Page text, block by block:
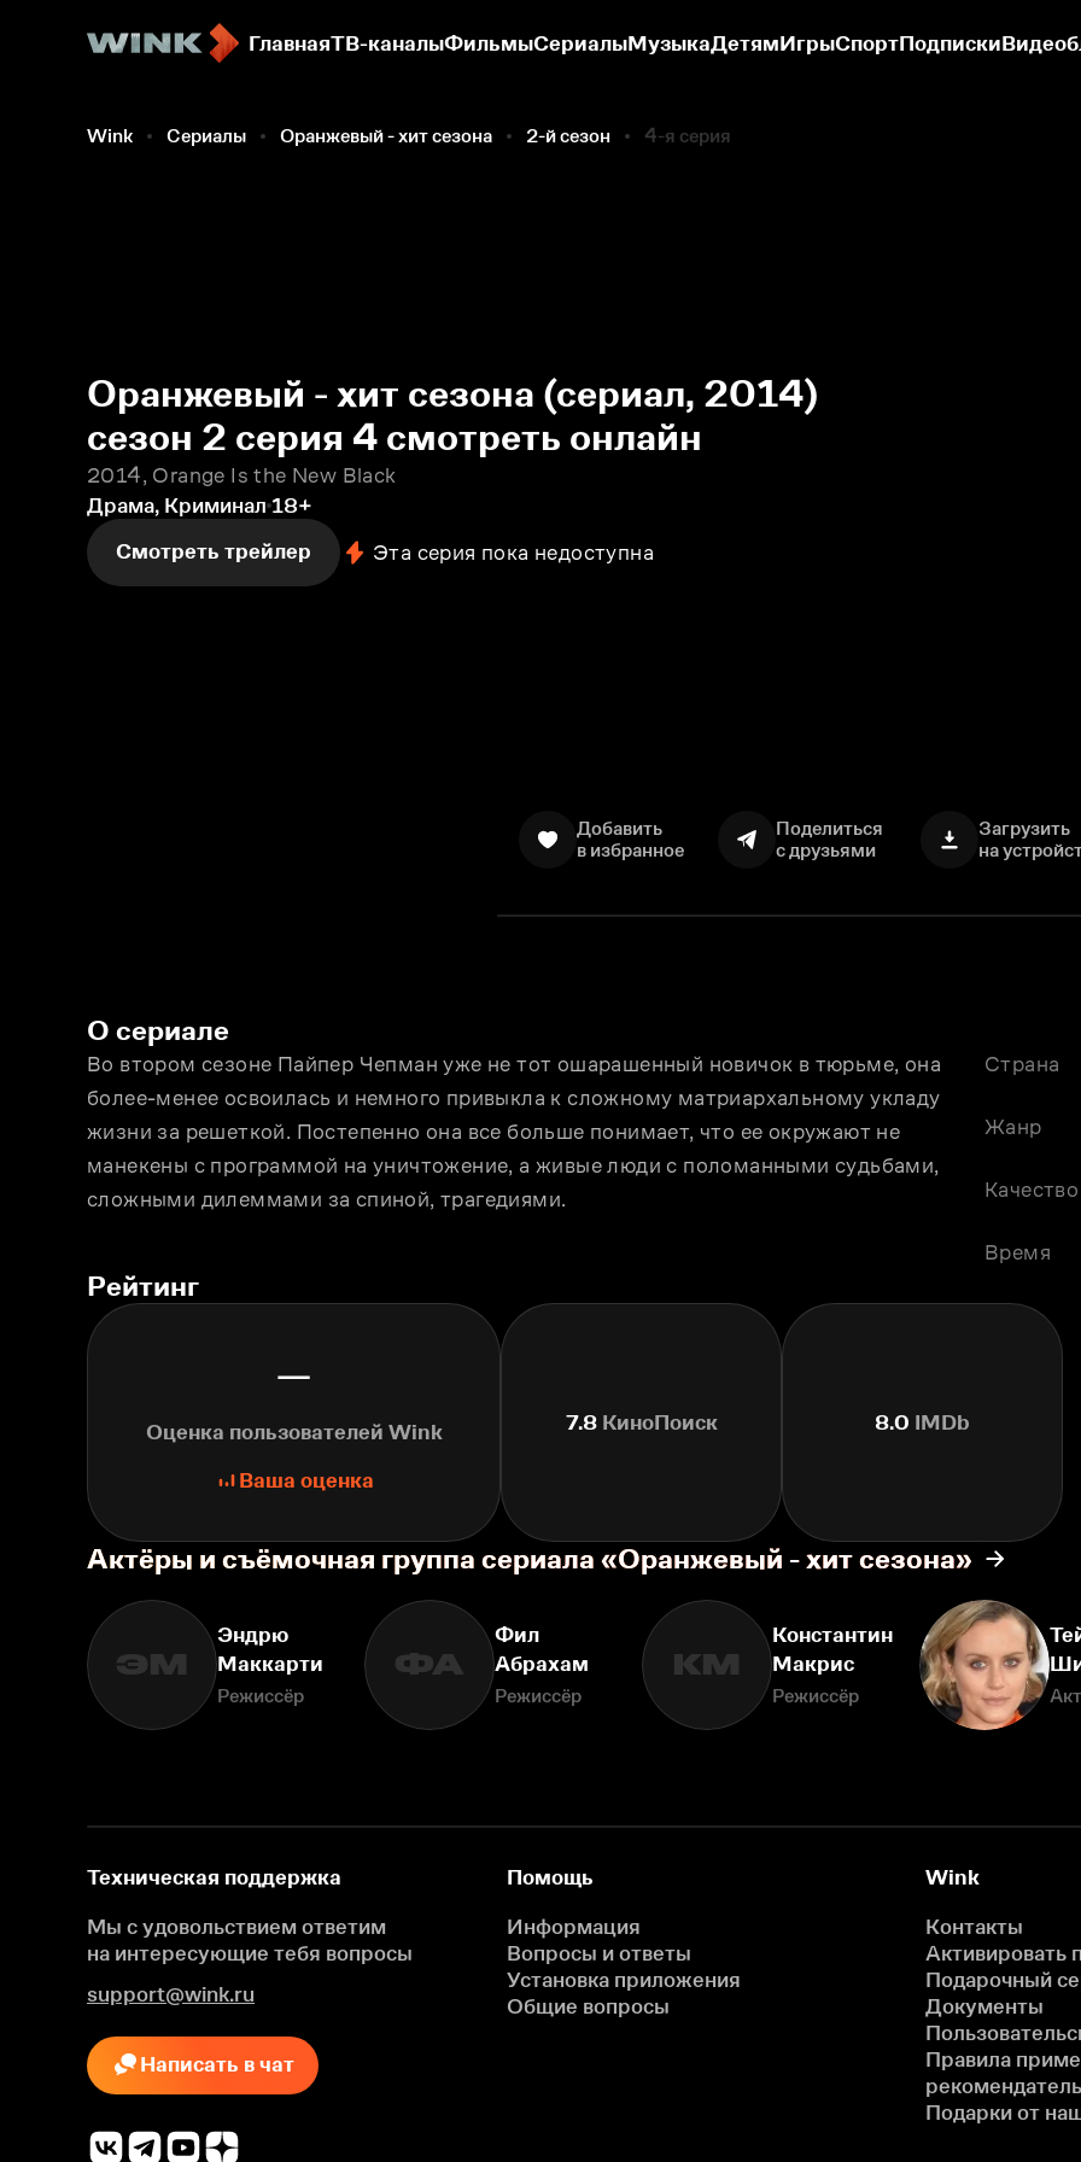
ГлавнаяТВ-каналыФильмыСериалыМузыкаДетямИгрыСпортПодписки
Wink Сериалы Оранжевый - хит сезона 2-й сезон 4-я серия
Оранжевый - хит сезона (сериал, 2014)
сезон 2 серия 4 смотреть онлайн
2014, Orange Is the New Black
Драма, Криминал 18+
Смотреть трейлер
Эта серия пока недоступна
Добавить
в избранное
Поделиться
с друзьями
Загрузить
на
О сериале
Во втором сезоне Пайпер Чепман уже не тот ошарашенный новичок в тюрьме, она
более-менее освоилась и немного привыкла к сложному матриархальному укладу
жизни за решеткой. Постепенно она все больше понимает, что ее окружают не
манекены с программой на уничтожение, а живые люди с поломанными судьбами,
сложными дилеммами за спиной, трагедиями.
Страна
Жанр
Качество
Время
Рейтинг
—
Оценка пользователей Wink
Ваша оценка
7.8КиноПоиск 8.0 IMDb
Актёры и съёмочная группа сериала «Оранжевый - хит сезона»
ЭМ
Эндрю
Маккарти
Режиссёр
ФА
Фил
Абрахам
Режиссёр
КМ
Константин
Макрис
Режиссёр
Техническая поддержка
Мы с удовольствием ответим
на интересующие тебя вопросы
support@wink.ru
Написать в чат
Помощь
Информация
Вопросы и ответы
Установка приложения
Общие вопросы
Wink
Контакты
Активировать
Подарочный
Документы
Правила
Подарки от